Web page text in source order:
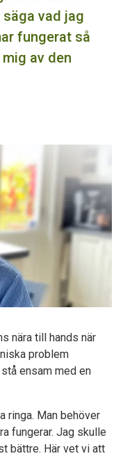
vad jag
fungerat så
av den
nära till hands när
problem
ensam med en
ringa. Man behöver
fungerar. Jag skulle
bättre. Här vet vi att